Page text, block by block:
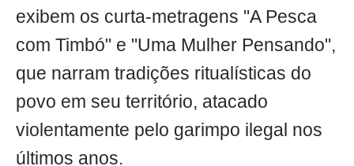
exibem os curta-metragens "A Pesca
com Timbó" e "Uma Mulher Pensando",
que narram tradições ritualísticas do
povo em seu território, atacado
violentamente pelo garimpo ilegal nos
últimos anos.